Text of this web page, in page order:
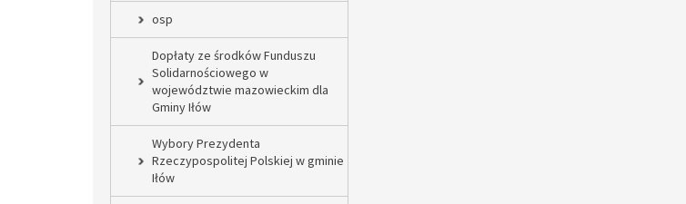
osp
Dopłaty ze środków Funduszu
Solidarnościowego w
województwie mazowieckim dla
Gminy Iłów
Wybory Prezydenta
Rzeczypospolitej Polskiej w gminie
Iłów